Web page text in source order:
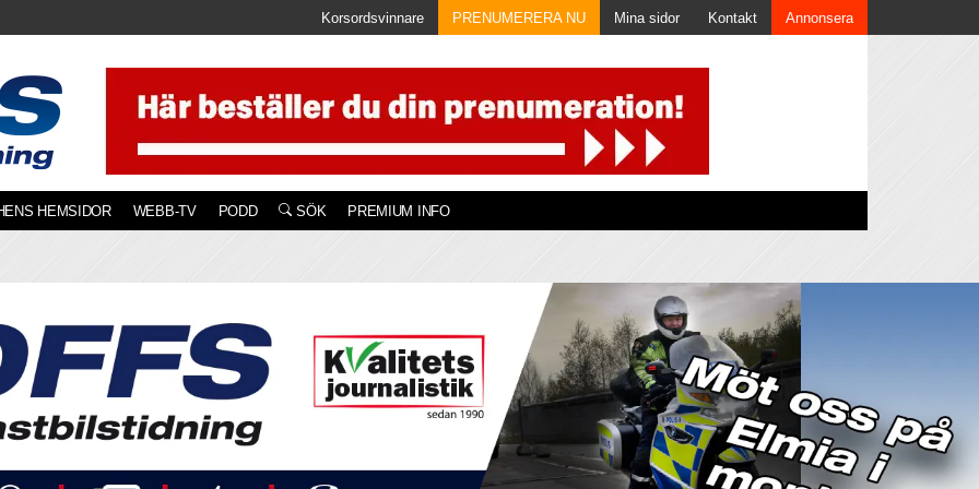
Korsordsvinnare PRENUMERERA NU Mina sidor Kontakt Annonsera
HEMSIDOR WEBB-TV PODD SÖK PREMIUM INFO